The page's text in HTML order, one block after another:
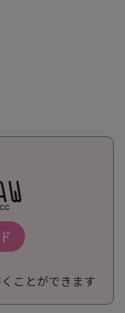
ことができます